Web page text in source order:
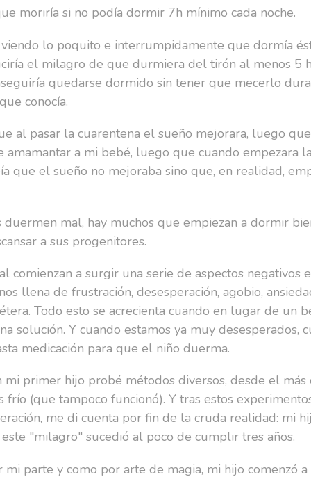
moriría si no podía dormir 7h mínimo cada noche.
lo poquito e interrumpidamente que dormía
el milagro de que durmiera del tirón al menos 5
quedarse dormido sin tener que mecerlo
conocía.
al pasar la cuarentena el sueño mejorara, luego
amamantar a mi bebé, luego que cuando empezara
que el sueño no mejoraba sino que, en realidad,
mal, hay muchos que empiezan a dormir
a sus progenitores.
comienzan a surgir una serie de aspectos negativos
llena de frustración, desesperación, agobio,
Todo esto se acrecienta cuando en lugar de un
solución. Y cuando estamos ya muy desesperados,
medicación para que el niño duerma.
mi primer hijo probé métodos diversos, desde el
frío (que tampoco funcionó). Y tras estos
me di cuenta por fin de la cruda realidad: mi
"milagro" sucedió al poco de cumplir tres años.
parte y como por arte de magia, mi hijo comenzó